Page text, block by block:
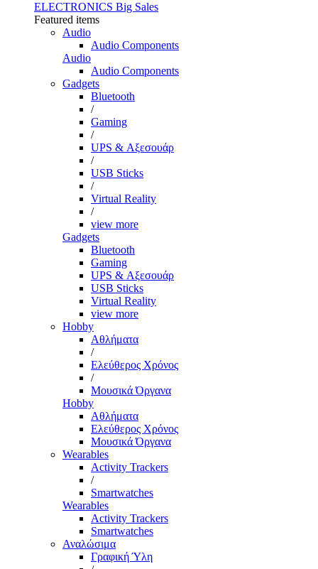
ELECTRONICS Big Sales
Featured items
Audio
Audio Components
Audio
Audio Components
Gadgets
Bluetooth
/
Gaming
/
UPS & Αξεσουάρ
/
USB Sticks
/
Virtual Reality
/
view more
Gadgets
Bluetooth
Gaming
UPS & Αξεσουάρ
USB Sticks
Virtual Reality
view more
Hobby
Αθλήματα
/
Ελεύθερος Χρόνος
/
Μουσικά Όργανα
Hobby
Αθλήματα
Ελεύθερος Χρόνος
Μουσικά Όργανα
Wearables
Activity Trackers
/
Smartwatches
Wearables
Activity Trackers
Smartwatches
Αναλώσιμα
Γραφική Ύλη